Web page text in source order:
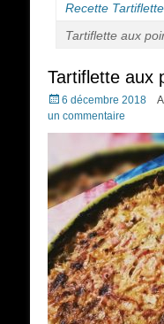
Recette
Tartiflette aux
Tartiflette aux
Posted
on
6 décembre 2018
un commentaire